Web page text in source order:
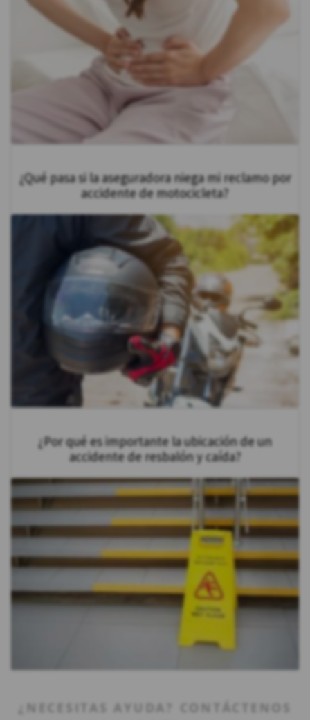
¿Qué pasa si la aseguradora niega mi reclamo por
accidente de motocicleta?
¿Por qué es importante la ubicación de un
accidente de resbalón y caída?
¿NECESITAS AYUDA? CONTÁCTENOS